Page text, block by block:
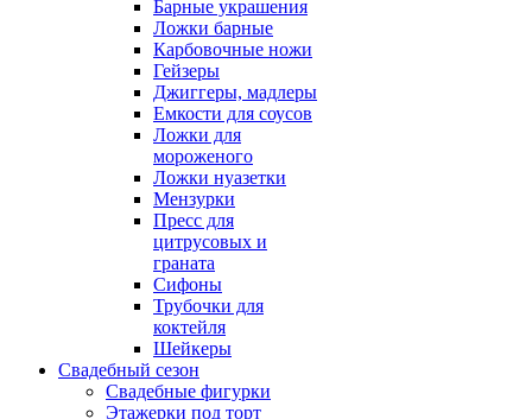
Барные украшения
Ложки барные
Карбовочные ножи
Гейзеры
Джиггеры, мадлеры
Емкости для соусов
Ложки для
мороженого
Ложки нуазетки
Мензурки
Пресс для
цитрусовых и
граната
Сифоны
Трубочки для
коктейля
Шейкеры
Свадебный сезон
Свадебные фигурки
Этажерки под торт